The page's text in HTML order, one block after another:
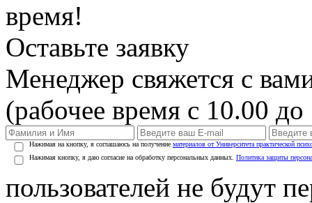
время!
Оставьте заявку
Менеджер свяжется с
(рабочее время с 10.00
Нажимая на кнопку, я соглашаюсь на получение материалов от Университета практической
Нажимая кнопку, я даю согласие на обработку персональных данных. Политика защиты
пользователей не будут